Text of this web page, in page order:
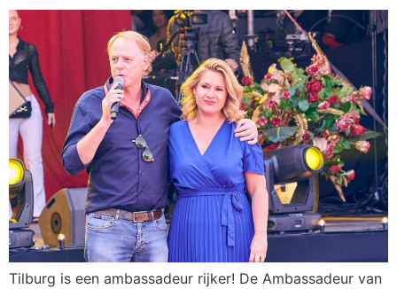
Tilburg is een ambassadeur rijker! De Ambassadeur van